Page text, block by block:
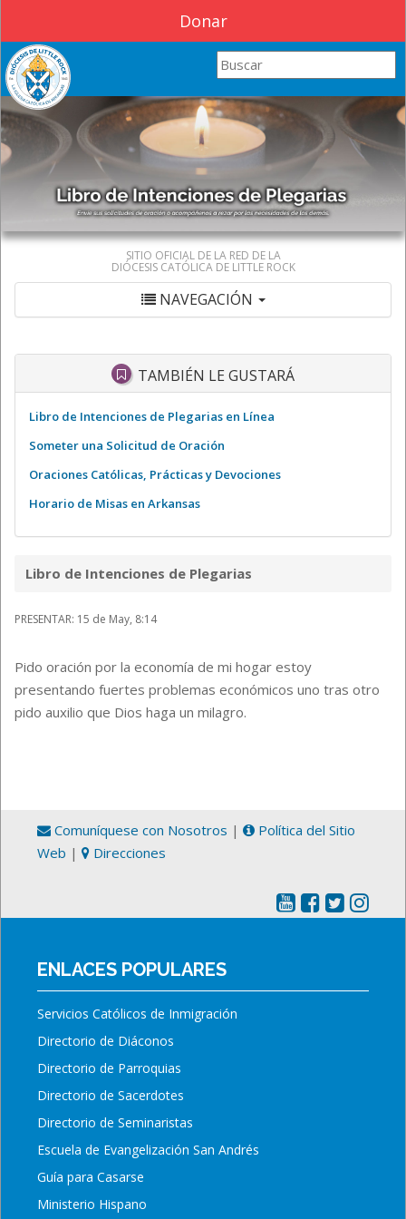
Donar
Search this site
SITIO OFICIAL DE LA RED DE LA
DIÓCESIS CATÓLICA DE LITTLE ROCK
NAVEGACIÓN
TAMBIÉN LE GUSTARÁ
Libro de Intenciones de Plegarias en Línea
Someter una Solicitud de Oración
Oraciones Católicas, Prácticas y Devociones
Horario de Misas en Arkansas
Libro de Intenciones de Plegarias
PRESENTAR: 15 de May, 8:14
Pido oración por la economía de mi hogar estoy
presentando fuertes problemas económicos uno tras otro
pido auxilio que Dios haga un milagro.
Comuníquese con Nosotros |
Política del Sitio
Web | Direcciones
ENLACES POPULARES
Servicios Católicos de Inmigración
Directorio de Diáconos
Directorio de Parroquias
Directorio de Sacerdotes
Directorio de Seminaristas
Escuela de Evangelización San Andrés
Guía para Casarse
Ministerio Hispano